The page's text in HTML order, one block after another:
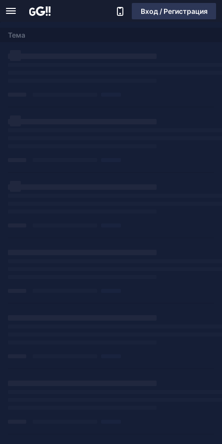
Вход / Регистрация
Тема